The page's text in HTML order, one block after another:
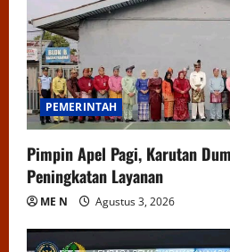
PEMERINTAH
Pimpin Apel Pagi, Karutan
Peningkatan Layanan
ME N Agustus 3, 2026